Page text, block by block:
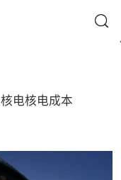
核电核电成本